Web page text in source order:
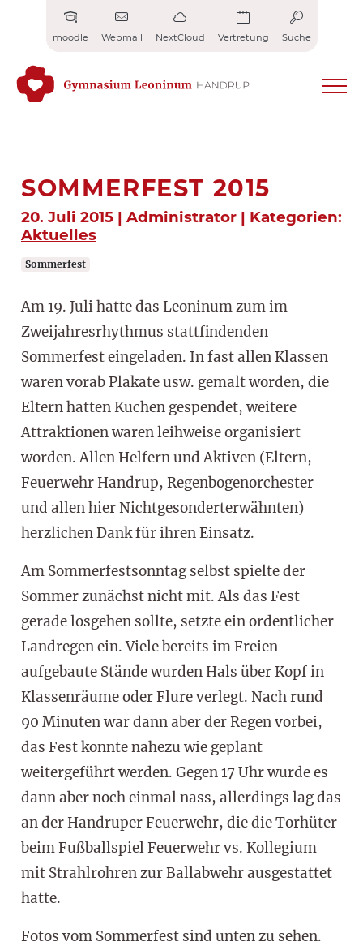
moodle Webmail NextCloud Vertretung Suche
SOMMERFEST 2015
20. Juli 2015 | Administrator | Kategorien:
Aktuelles
Sommerfest
Am 19. Juli hatte das Leoninum zum im
Zweijahresrhythmus stattfindenden
Sommerfest eingeladen. In fast allen Klassen
waren vorab Plakate usw. gemalt worden, die
Eltern hatten Kuchen gespendet, weitere
Attraktionen waren leihweise organisiert
worden. Allen Helfern und Aktiven (Eltern,
Feuerwehr Handrup, Regenbogenorchester
und allen hier Nichtgesonderterwähnten)
herzlichen Dank für ihren Einsatz.
Am Sommerfestsonntag selbst spielte der
Sommer zunächst nicht mit. Als das Fest
gerade losgehen sollte, setzte ein ordentlicher
Landregen ein. Viele bereits im Freien
aufgebaute Stände wurden Hals über Kopf in
Klassenräume oder Flure verlegt. Nach rund
90 Minuten war dann aber der Regen vorbei,
das Fest konnte nahezu wie geplant
weitergeführt werden. Gegen 17 Uhr wurde es
dann aber noch einmal nass, allerdings lag das
an der Handruper Feuerwehr, die die Torhüter
beim Fußballspiel Feuerwehr vs. Kollegium
mit Strahlrohren zur Ballabwehr ausgestattet
hatte.
Fotos vom Sommerfest sind unten zu sehen.